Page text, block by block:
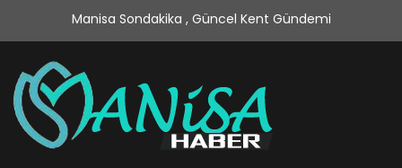
Manisa Sondakika , Güncel Kent Gündemi